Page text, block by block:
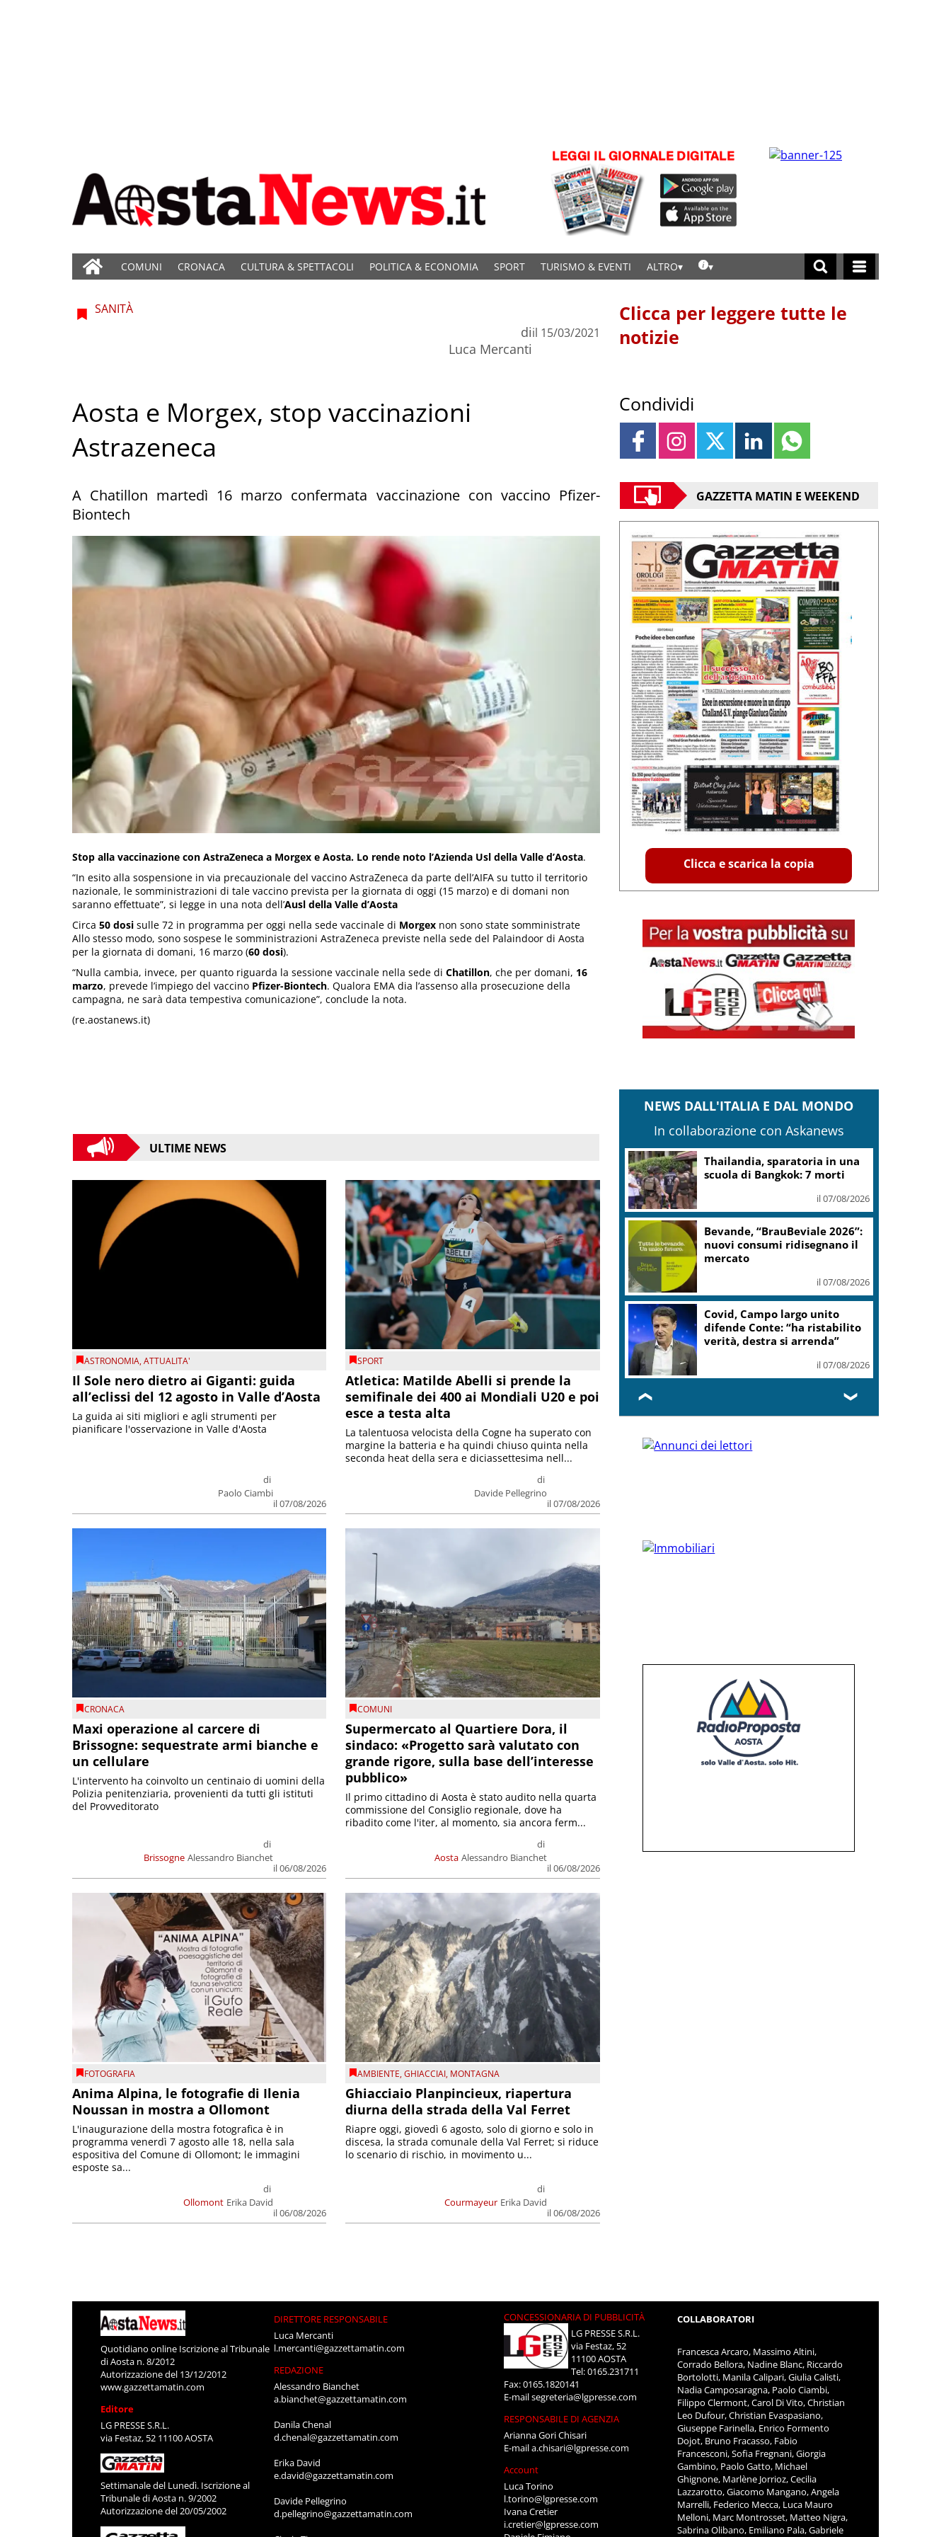
COMUNI CRONACA CULTURA & SPETTACOLI POLITICA & ECONOMIA SPORT TURISMO & EVENTI ALTRO
SANITÀ
di
Luca Mercanti
il 15/03/2021
Aosta e Morgex, stop vaccinazioni
Astrazeneca
A Chatillon martedì 16 marzo confermata vaccinazione con vaccino Pfizer-
Biontech
Stop alla vaccinazione con AstraZeneca a Morgex e Aosta. Lo rende noto l’Azienda Usl della Valle d’Aosta.
“In esito alla sospensione in via precauzionale del vaccino AstraZeneca da parte dell’AIFA su tutto il territorio
nazionale, le somministrazioni di tale vaccino prevista per la giornata di oggi (15 marzo) e di domani non
saranno effettuate”, si legge in una nota dell’Ausl della Valle d’Aosta
Circa 50 dosi sulle 72 in programma per oggi nella sede vaccinale di Morgex non sono state somministrate
Allo stesso modo, sono sospese le somministrazioni AstraZeneca previste nella sede del Palaindoor di Aosta
per la giornata di domani, 16 marzo (60 dosi).
“Nulla cambia, invece, per quanto riguarda la sessione vaccinale nella sede di Chatillon, che per domani, 16
marzo, prevede l’impiego del vaccino Pfizer-Biontech. Qualora EMA dia l’assenso alla prosecuzione della
campagna, ne sarà data tempestiva comunicazione”, conclude la nota.
(re.aostanews.it)
ULTIME NEWS
ASTRONOMIA,ATTUALITA'
Il Sole nero dietro ai Giganti: guida
all’eclissi del 12 agosto in Valle d’Aosta
di
Paolo Ciambi
il 07/08/2026
La guida ai siti migliori e agli strumenti per
pianificare l'osservazione in Valle d'Aosta
SPORT
Atletica: Matilde Abelli si prende la
semifinale dei 400 ai Mondiali U20 e poi
esce a testa alta
di
Davide Pellegrino
il 07/08/2026
La talentuosa velocista della Cogne ha superato con
margine la batteria e ha quindi chiuso quinta nella
seconda heat della sera e diciassettesima nell...
CRONACA
Maxi operazione al carcere di
Brissogne: sequestrate armi bianche e
un cellulare
Brissogne
di
Alessandro Bianchet
il 06/08/2026
L'intervento ha coinvolto un centinaio di uomini della
Polizia penitenziaria, provenienti da tutti gli istituti
del Provveditorato
COMUNI
Supermercato al Quartiere Dora, il
sindaco: «Progetto sarà valutato con
grande rigore, sulla base dell’interesse
pubblico»
Aosta
di
Alessandro Bianchet
il 06/08/2026
Il primo cittadino di Aosta è stato audito nella quarta
commissione del Consiglio regionale, dove ha
ribadito come l'iter, al momento, sia ancora ferm...
FOTOGRAFIA
Anima Alpina, le fotografie di Ilenia
Noussan in mostra a Ollomont
Ollomont
di
Erika David
il 06/08/2026
L'inaugurazione della mostra fotografica è in
programma venerdì 7 agosto alle 18, nella sala
espositiva del Comune di Ollomont; le immagini
esposte sa...
AMBIENTE,GHIACCIAI, MONTAGNA
Ghiacciaio Planpincieux, riapertura
diurna della strada della Val Ferret
Courmayeur
di
Erika David
il 06/08/2026
Riapre oggi, giovedì 6 agosto, solo di giorno e solo in
discesa, la strada comunale della Val Ferret; si riduce
lo scenario di rischio, in movimento u...
Clicca per leggere tutte le
notizie
Condividi
GAZZETTA MATIN E WEEKEND
Clicca e scarica la copia
NEWS DALL'ITALIA E DAL MONDO
In collaborazione con Askanews
Thailandia, sparatoria in una
scuola di Bangkok: 7 morti
il 07/08/2026
Bevande, “BrauBeviale 2026”:
nuovi consumi ridisegnano il
mercato
il 07/08/2026
Covid, Campo largo unito
difende Conte: “ha ristabilito
verità, destra si arrenda”
il 07/08/2026
❮ ❯
Quotidiano online Iscrizione al Tribunale
di Aosta n. 8/2012
Autorizzazione del 13/12/2012
www.gazzettamatin.com
Editore
LG PRESSE S.R.L.
via Festaz, 52 11100 AOSTA
Settimanale del Lunedì. Iscrizione al
Tribunale di Aosta n. 9/2002
Autorizzazione del 20/05/2002
DIRETTORE RESPONSABILE
Luca Mercanti
l.mercanti@gazzettamatin.com
REDAZIONE
Alessandro Bianchet
a.bianchet@gazzettamatin.com
Danila Chenal
d.chenal@gazzettamatin.com
Erika David
e.david@gazzettamatin.com
Davide Pellegrino
d.pellegrino@gazzettamatin.com
CONCESSIONARIA DI PUBBLICITÀ
LG PRESSE S.R.L.
via Festaz, 52
11100 AOSTA
Tel: 0165.231711
Fax: 0165.1820141
E-mailsegreteria@lgpresse.com
RESPONSABILE DI AGENZIA
Arianna Gori Chisari
E-maila.chisari@lgpresse.com
Account
Luca Torino
l.torino@lgpresse.com
Ivana Cretier
i.cretier@lgpresse.com
COLLABORATORI
Francesca Arcaro, Massimo Altini,
Corrado Bellora, Nadine Blanc, Riccardo
Bortolotti, Manila Calipari, Giulia Calisti,
Nadia Camposaragna, Paolo Ciambi,
Filippo Clermont, Carol Di Vito, Christian
Leo Dufour, Christian Evaspasiano,
Giuseppe Farinella, Enrico Formento
Dojot, Bruno Fracasso, Fabio
Francesconi, Sofia Fregnani, Giorgia
Gambino, Paolo Gatto, Michael
Ghignone, Marlène Jorrioz, Cecilia
Lazzarotto, Giacomo Mangano, Angela
Marrelli, Federico Mecca, Luca Mauro
Melloni, Marc Montrosset, Matteo Nigra,
Sabrina Olibano, Emiliano Pala, Gabriele